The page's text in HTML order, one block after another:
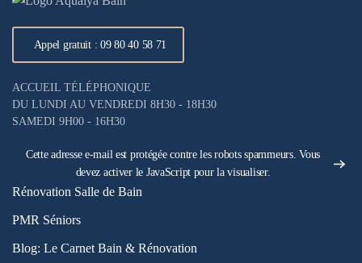
Appel gratuit : 09 80 40 58 71
ACCUEIL TÉLÉPHONIQUE
DU LUNDI AU VENDREDI 8H30 - 18H30
SAMEDI 9H00 - 16H30
Cette adresse e-mail est protégée contre les robots spammeurs. Vous
devez activer le JavaScript pour la visualiser.
Rénovation Salle de Bain
PMR Séniors
Blog: Le Carnet Bain & Rénovation